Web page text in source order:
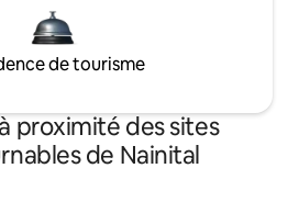
de tourisme
proximité des sites
de Nainital